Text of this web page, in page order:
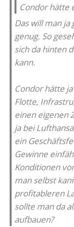
Condor hätte
Das will man
genug. So
sich da hinten
kann.
Condor hätte
Flotte,
einen eigenen
ja bei
ein
Gewinne
Konditionen
man selbst
profitableren
sollte man da
aufbauen?